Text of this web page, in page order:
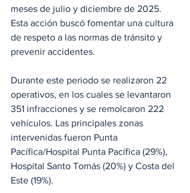
meses de julio y diciembre de 2025.
Esta acción buscó fomentar una cultura
de respeto a las normas de tránsito y
prevenir accidentes.
Durante este periodo se realizaron 22
operativos, en los cuales se levantaron
351 infracciones y se remolcaron 222
vehículos. Las principales zonas
intervenidas fueron Punta
Pacífica/Hospital Punta Pacífica (29%),
Hospital Santo Tomás (20%) y Costa del
Este (19%).